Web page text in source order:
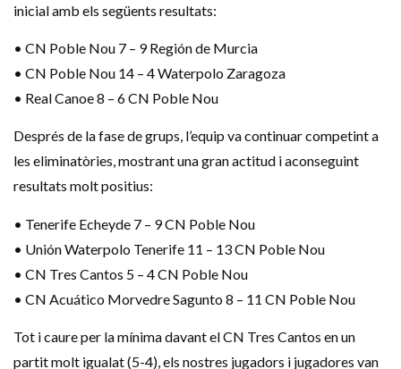
inicial amb els següents resultats:
• CN Poble Nou 7 – 9 Región de Murcia
• CN Poble Nou 14 – 4 Waterpolo Zaragoza
• Real Canoe 8 – 6 CN Poble Nou
Després de la fase de grups, l’equip va continuar competint a
les eliminatòries, mostrant una gran actitud i aconseguint
resultats molt positius:
• Tenerife Echeyde 7 – 9 CN Poble Nou
• Unión Waterpolo Tenerife 11 – 13 CN Poble Nou
• CN Tres Cantos 5 – 4 CN Poble Nou
• CN Acuático Morvedre Sagunto 8 – 11 CN Poble Nou
Tot i caure per la mínima davant el CN Tres Cantos en un
partit molt igualat (5-4), els nostres jugadors i jugadores van